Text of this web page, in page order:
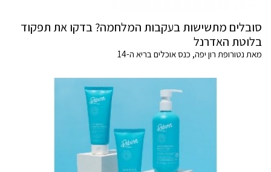
סובלים מתשישות בעקבות המלחמה? בדקו את תפקוד
בלוטת האדרנל
מאת נטורופת רון יפה, כנס אוכלים בריא ה-14